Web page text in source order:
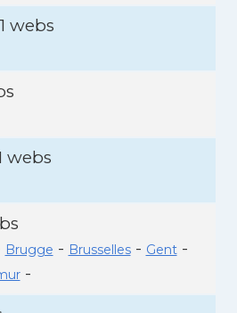
webs
webs
Brugge - Brusselles- Gent-
-